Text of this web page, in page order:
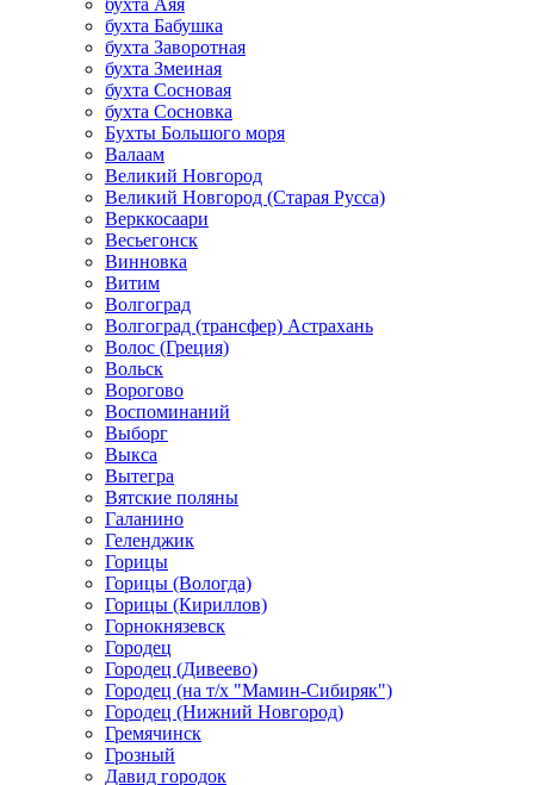
бухта Аяя
бухта Бабушка
бухта Заворотная
бухта Змеиная
бухта Сосновая
бухта Сосновка
Бухты Большого моря
Валаам
Великий Новгород
Великий Новгород (Старая Русса)
Верккосаари
Весьегонск
Винновка
Витим
Волгоград
Волгоград (трансфер) Астрахань
Волос (Греция)
Вольск
Ворогово
Воспоминаний
Выборг
Выкса
Вытегра
Вятские поляны
Галанино
Геленджик
Горицы
Горицы (Вологда)
Горицы (Кириллов)
Горнокнязевск
Городец
Городец (Дивеево)
Городец (на т/х "Мамин-Сибиряк")
Городец (Нижний Новгород)
Гремячинск
Грозный
Давид городок